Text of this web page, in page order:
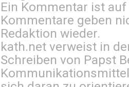
Ein Kommentar ist
Kommentare geben
Redaktion wieder.
kath.net verweist in
Schreiben von Papst